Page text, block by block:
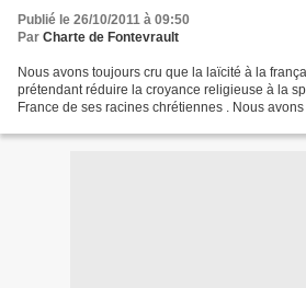
Publié le 26/10/2011 à 09:50
Par Charte de Fontevrault
Nous avons toujours cru que la laïcité à la
prétendant réduire la croyance religieuse à la
France de ses racines chrétiennes . Nous